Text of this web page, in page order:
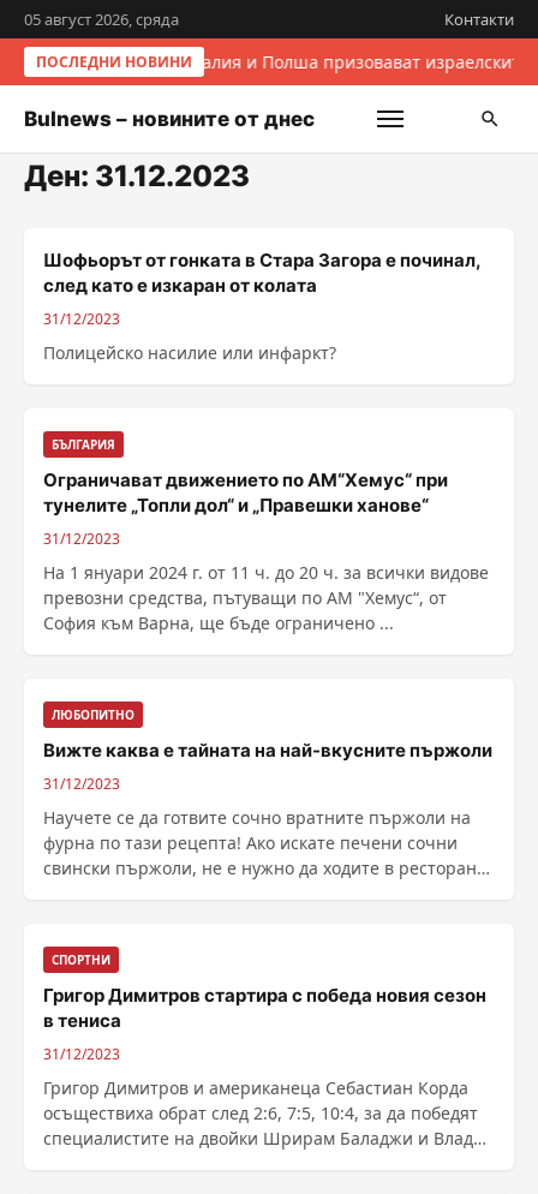
05 август 2026, сряда Контакти
ПОСЛЕДНИ НОВИНИИталия и Полша призовават
Bulnews – новините от днес
Ден: 31.12.2023
Шофьорът от гонката в Стара Загора е починал,
след като е изкаран от колата
31/12/2023
Полицейско насилие или инфаркт?
БЪЛГАРИЯ
Ограничават движението по АМ“Хемус“ при
тунелите „Топли дол“ и „Правешки ханове“
31/12/2023
На 1 януари 2024 г. от 11 ч. до 20 ч. за всички видове
превозни средства, пътуващи по АМ "Хемус“, от
София към Варна, ще бъде ограничено ...
ЛЮБОПИТНО
Вижте каква е тайната на най-вкусните пържоли
31/12/2023
Научете се да готвите сочно вратните пържоли на
фурна по тази рецепта! Ако искате печени сочни
свински пържоли, не е нужно да ходите в ресторант.
СПОРТНИ
Григор Димитров стартира с победа новия сезон
в тениса
31/12/2023
Григор Димитров и американеца Себастиан Корда
осъществиха обрат след 2:6, 7:5, 10:4, за да победят
специалистите на двойки Шрирам Баладжи и Влад